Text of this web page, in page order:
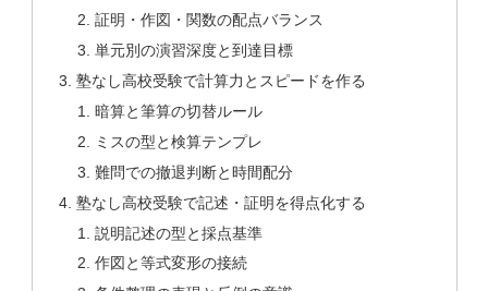
証明・作図・関数の配点バランス
単元別の演習深度と到達目標
塾なし高校受験で計算力とスピードを作る
暗算と筆算の切替ルール
ミスの型と検算テンプレ
難問での撤退判断と時間配分
塾なし高校受験で記述・証明を得点化する
説明記述の型と採点基準
作図と等式変形の接続